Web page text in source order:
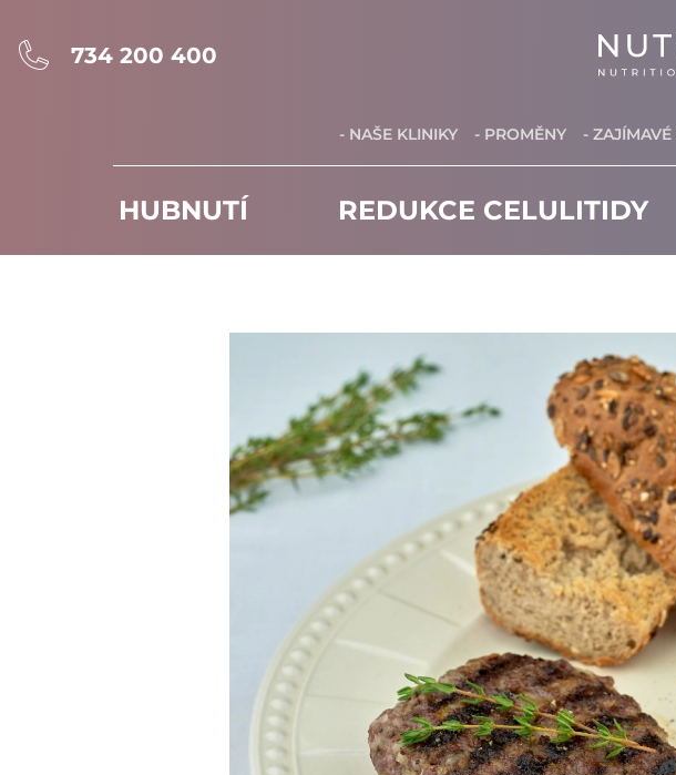
734 200 400
- NAŠE KLINIKY - PROMĚNY - ZAJÍMAVÉ
HUBNUTÍ REDUKCE CELULITIDY